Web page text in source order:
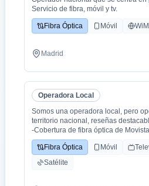
Servicio de fibra, móvil y tv.
Fibra Óptica Móvil
Madrid
Operadora Local
Somos una operadora local, pero
territorio nacional, reseñas
-Cobertura de fibra óptica de
WiFi 6.
-Cobertura movil con triple
-TV con todo el deporte o con toda
series como Netflix, HBO, Amazon
Fibra Óptica Móvil
Satélite